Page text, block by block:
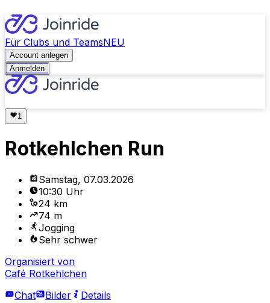
Für Clubs und TeamsNEU
Account anlegen
Anmelden
Rotkehlchen Run
Samstag, 07.03.2026
10:30 Uhr
24 km
74 m
Jogging
Sehr schwer
Organisiert von
Café Rotkehlchen
Chat
Bilder Details